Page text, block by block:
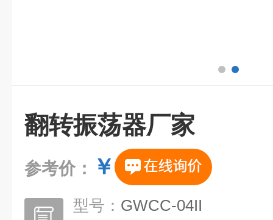
翻转振荡器厂家
参考价： ￥
型号： GWCC-04II